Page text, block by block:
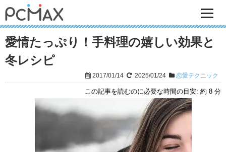
愛情たっぷり！手料理の嬉しい効果と
冬レシピ
2017/01/14 2025/01/24 恋愛テクニック
この記事を読むのに必要な時間の目安: 約 8 分